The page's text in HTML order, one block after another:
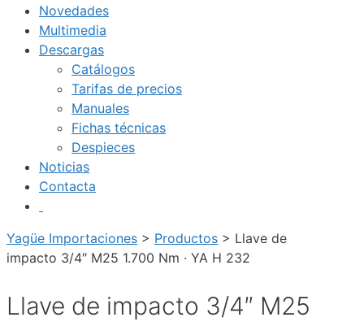
Novedades
Multimedia
Descargas
Catálogos
Tarifas de precios
Manuales
Fichas técnicas
Despieces
Noticias
Contacta
Yagüe Importaciones > Productos > Llave de
impacto 3/4″ M25 1.700 Nm · YA H 232
Llave de impacto 3/4″ M25